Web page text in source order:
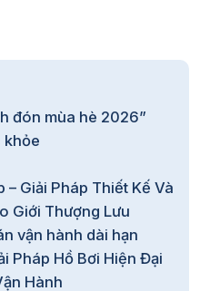
chuẩn giúp:
trơn trượt, tai nạn)
đón mùa hè 2026”
khỏe
– Giải Pháp Thiết Kế Và
Giới Thượng Lưu
vận hành dài hạn
Pháp Hồ Bơi Hiện Đại
Hành